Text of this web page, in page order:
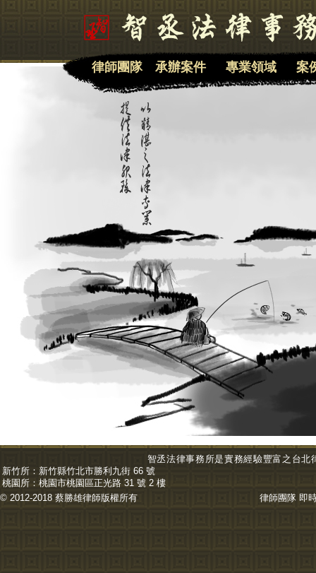
律師團隊 承辦案件 專業領域 案
智丞法律事務所是實務經驗豐富之台北
新竹所： 新竹縣竹北市勝利九街 66 號
桃園所： 桃園市桃園區正光路 31 號 2 樓
© 2012-2018 蔡勝雄律師版權所有 律師團隊 即